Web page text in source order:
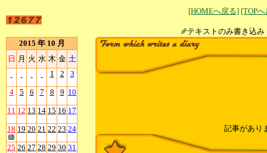
[HOMEへ戻る] [TOP
テキストのみ書
2015 年 10 月
日 月 火 水 木 金 土
- - - - 1 2 3
4 5 6 7 8 9 10
11 12 13 14 15 16 17
18 19 20 21 22 23 24
25 26 27 28 29 30 31
記事があり